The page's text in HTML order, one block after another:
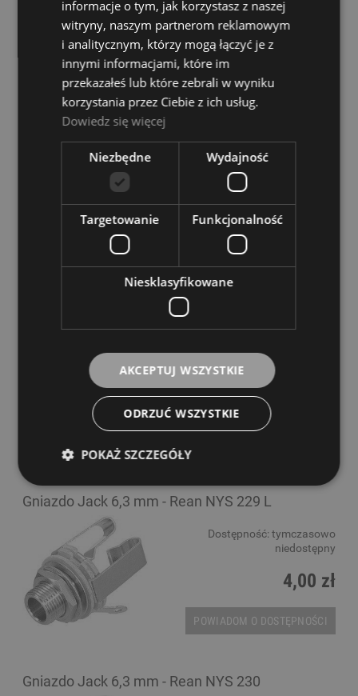
niedostępny
45,00 zł
POWIADOM O DOSTĘPNOŚCI
Gniazdo Gitarowe - Mec SP W 50100 G
Dostępność:
48,00 zł
Gniazdo Jack 6,3 - Rean NYS 229
Dostępność:
niedostępny
Gniazdo Jack 6,3 mm - Rean NYS 229 L
Dostępność: tymczasowo
niedostępny
4,00 zł
POWIADOM O DOSTĘPNOŚCI
Gniazdo Jack 6,3 mm - Rean NYS 230
informacje o tym, jak korzystasz z naszej
witryny, naszym partnerom reklamowym
i analitycznym, którzy mogą łączyć je z
innymi informacjami, które im
przekazałeś lub które zebrali w wyniku
korzystania przez Ciebie z ich usług.
Dowiedz się więcej
Niezbędne Wydajność
Targetowanie Funkcjonalność
Niesklasyfikowane
AKCEPTUJ WSZYSTKIE
ODRZUĆ WSZYSTKIE
POKAŻ SZCZEGÓŁY